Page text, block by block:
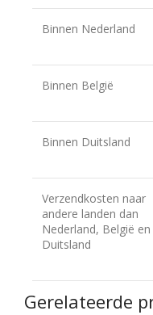
Binnen Nederland
Binnen België
Binnen Duitsland
Verzendkosten naar
andere landen dan
Nederland, België en
Duitsland
Gerelateerde